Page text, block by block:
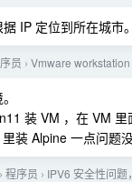
IP 定位到所在城市
员 › Vmware
装 VM ，在 VM
装 Alpine 一点问题
› 程序员 › IPV6 安全性问